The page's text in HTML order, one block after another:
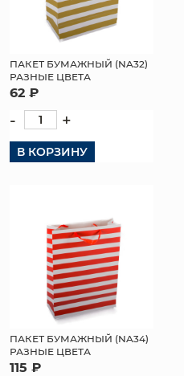
КАРТЫ
КЛИЕНТАМ
И ОПЛАТА
ПАКЕТ БУМАЖНЫЙ (NA32)
РАЗНЫЕ ЦВЕТА
62 ₽
- +
В КОРЗИНУ
ПАКЕТ БУМАЖНЫЙ (NA34)
РАЗНЫЕ ЦВЕТА
115 ₽